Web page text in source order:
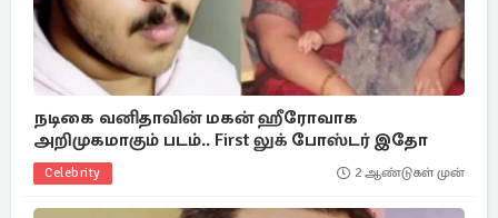
நடிகை வனிதாவின் மகன் ஹீரோவாக
அறிமுகமாகும் படம்.. First லுக் போஸ்டர் இதோ
Celebrity 2 ஆண்டுகள் முன்